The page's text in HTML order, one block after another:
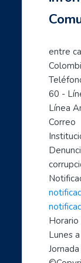
Página
- Aprende
-
-
- Mujeres
- Mujeres
-
-
- Cómo
- Aprende
- Las TIC
- Sácale
- Soy un
1, 2, 3 X TIC
entre
60 -
Línea
Correo
Horario
Lunes